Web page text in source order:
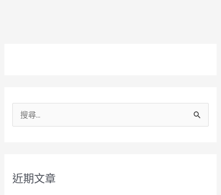
字
近期文章